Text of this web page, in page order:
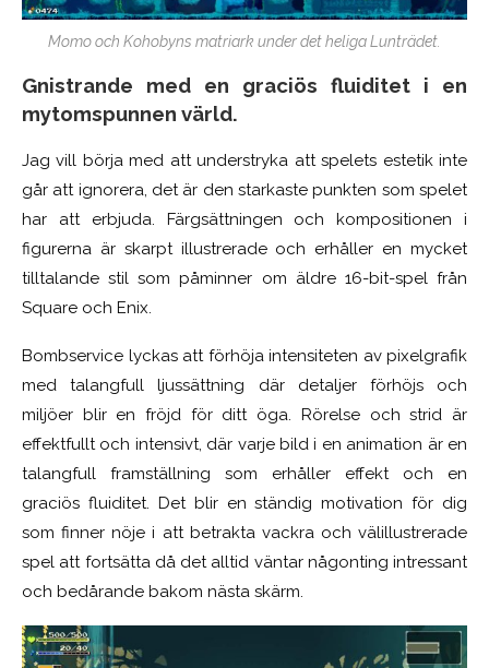
Momo och Kohobyns matriark under det heliga Lunträdet.
Gnistrande med en graciös fluiditet i en
mytomspunnen värld.
Jag vill börja med att understryka att spelets estetik inte
går att ignorera, det är den starkaste punkten som spelet
har att erbjuda. Färgsättningen och kompositionen i
figurerna är skarpt illustrerade och erhåller en mycket
tilltalande stil som påminner om äldre 16-bit-spel från
Square och Enix.
Bombservice lyckas att förhöja intensiteten av pixelgrafik
med talangfull ljussättning där detaljer förhöjs och
miljöer blir en fröjd för ditt öga. Rörelse och strid är
effektfullt och intensivt, där varje bild i en animation är en
talangfull framställning som erhåller effekt och en
graciös fluiditet. Det blir en ständig motivation för dig
som finner nöje i att betrakta vackra och välillustrerade
spel att fortsätta då det alltid väntar någonting intressant
och bedårande bakom nästa skärm.